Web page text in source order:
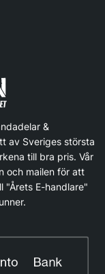
&
av Sveriges största
till bra pris. Vår
och mailen för att
"Årets E-handlare"